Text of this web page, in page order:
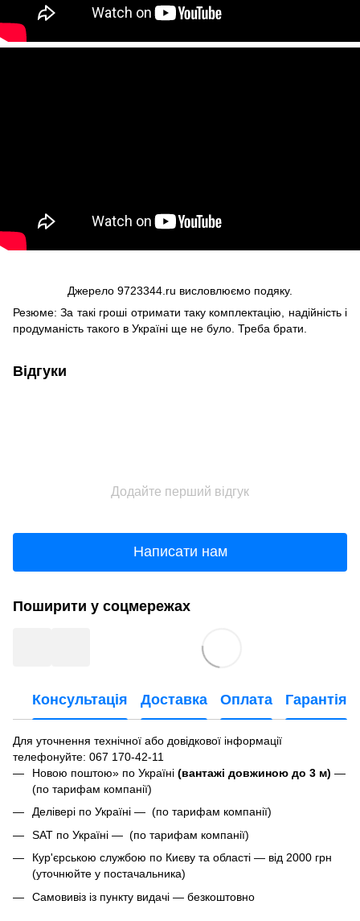
Джерело 9723344.ru висловлюємо подяку.
Резюме: За такі гроші отримати таку комплектацію, надійність і
продуманість такого в Україні ще не було. Треба брати.
Відгуки
Додайте перший відгук
Написати нам
Поширити у соцмережах
Консультація Доставка Оплата Гарантія
Для уточнення технічної або довідкової інформації
телефонуйте: 067 170-42-11
Новою поштою» по Україні (вантажі довжиною до 3 м) —
(по тарифам компанії)
Делівері по Україні — (по тарифам компанії)
SAT по Україні — (по тарифам компанії)
Кур'єрською службою по Києву та області — від 2000 грн
(уточнюйте у постачальника)
Самовивіз із пункту видачі — безкоштовно